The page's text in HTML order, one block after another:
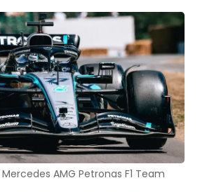
AMG Petronas F1 Team